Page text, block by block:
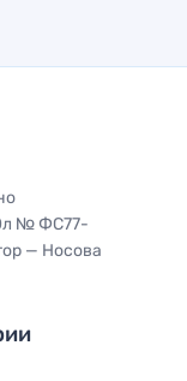
№ ФС77-
— Носова